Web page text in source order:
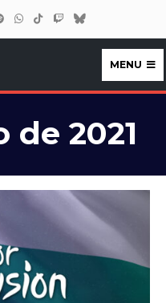
MENU
de 2021